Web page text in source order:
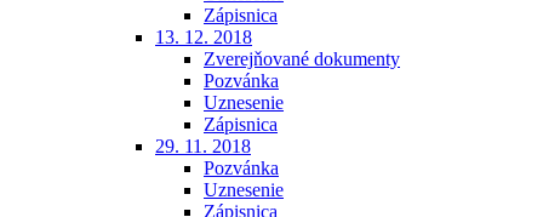
Zápisnica
13. 12. 2018
Zverejňované dokumenty
Pozvánka
Uznesenie
Zápisnica
29. 11. 2018
Pozvánka
Uznesenie
Zápisnica